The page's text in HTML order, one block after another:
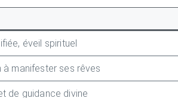
éveil spirituel
manifester ses rêves
de guidance divine